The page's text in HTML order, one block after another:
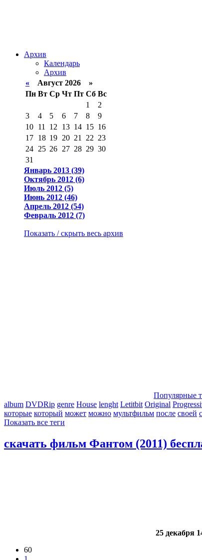
Архив
Календарь
Архив
« Август 2026 »
Пн Вт Ср Чт Пт Сб Вс
1
2
3
4 5 6 7 8
9
10 11 12 13 14 15 16
17 18 19 20 21 22 23
24 25 26 27 28 29 30
31
Январь 2013 (39)
Октябрь 2012 (6)
Июль 2012 (5)
Июнь 2012 (46)
Апрель 2012 (54)
Февраль 2012 (7)
Показать / скрыть весь архив
Популярные
album DVDRip genre House lenght Letitbit Original
которые который может можно мультфильм после своей
Показать все теги
скачать фильм Фантом (2011)
25 декабря
60